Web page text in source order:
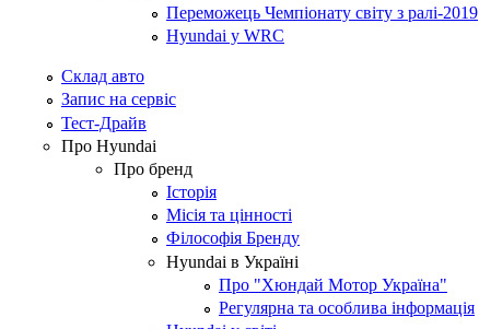
Переможець Чемпіонату світу з ралі-2019
Hyundai у WRC
Склад авто
Запис на сервіс
Тест-Драйв
Про Hyundai
Про бренд
Історія
Місія та цінності
Філософія Бренду
Hyundai в Україні
Про "Хюндай Мотор Україна"
Регулярна та особлива інформація